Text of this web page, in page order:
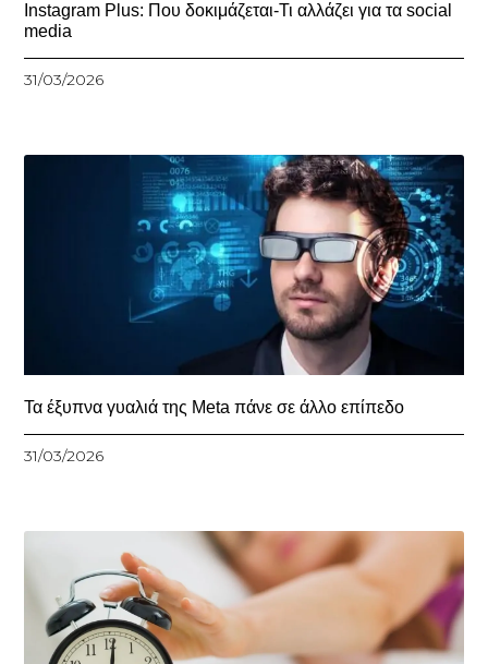
Instagram Plus: Που δοκιμάζεται-Τι αλλάζει για τα social
media
31/03/2026
Τα έξυπνα γυαλιά της Meta πάνε σε άλλο επίπεδο
31/03/2026